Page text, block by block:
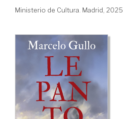
Ministerio de Cultura. Madrid, 2025